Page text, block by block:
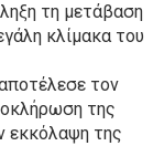
τη μετάβαση
κλίμακα του
τον
της
εκκόλαψη της